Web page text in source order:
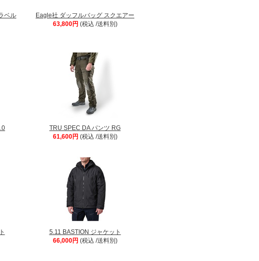
ベル
Eagle社 ダッフルバッグ スクエアー
63,800円 (税込 /送料別)
TRU SPEC DA パンツ RG
61,600円 (税込 /送料別)
5.11 BASTION ジャケット
66,000円 (税込 /送料別)